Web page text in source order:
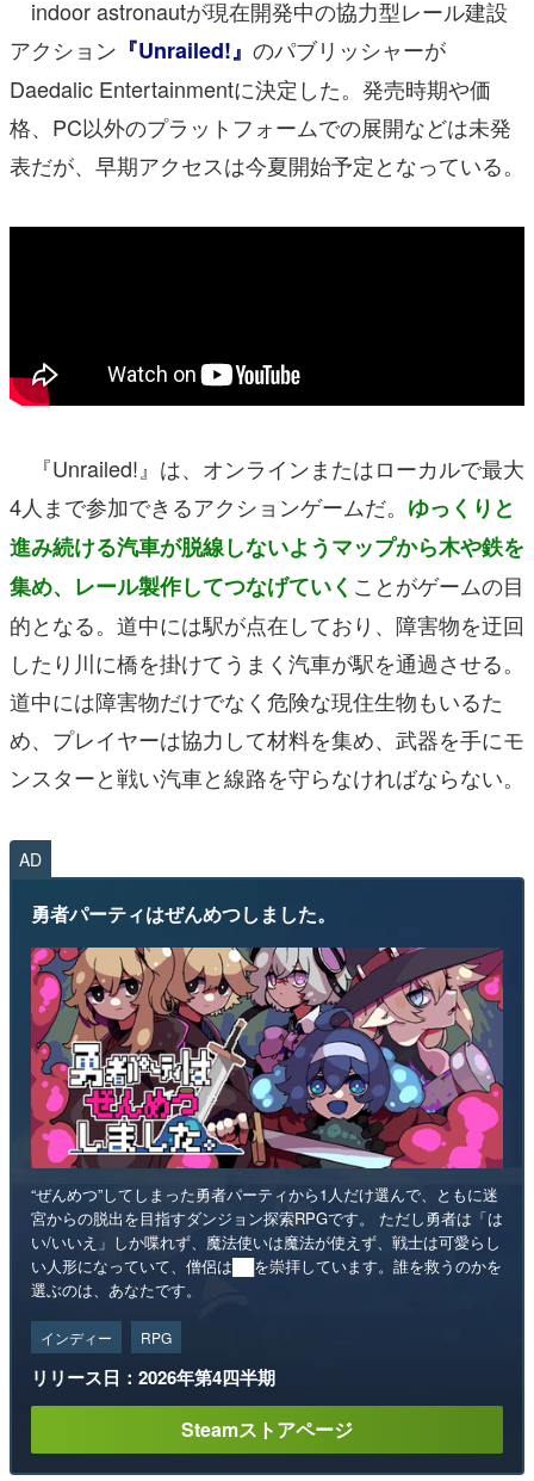
アプリレビュー
その他
電ファミニコゲーマーとは？
運営：株式会社マレ
indoor astronautが現在開発中の協力型レール建設
アクション 『Unrailed!』 のパブリッシャーが
Daedalic Entertainmentに決定した。発売時期や価
格、PC以外のプラットフォームでの展開などは未発
表だが、早期アクセスは今夏開始予定となっている。
『Unrailed!』は、オンラインまたはローカルで最大
4人まで参加できるアクションゲームだ。 ゆっくりと
進み続ける汽車が脱線しないようマップから木や鉄を
集め、レール製作してつなげていく ことがゲームの目
的となる。道中には駅が点在しており、障害物を迂回
したり川に橋を掛けてうまく汽車が駅を通過させる。
道中には障害物だけでなく危険な現住生物もいるた
め、プレイヤーは協力して材料を集め、武器を手にモ
ンスターと戦い汽車と線路を守らなければならない。
AD
勇者パーティはぜんめつしました。
“ぜんめつ”してしまった勇者パーティから1人だけ選んで、ともに迷
宮からの脱出を目指すダンジョン探索RPGです。 ただし勇者は「は
い/いいえ」しか喋れず、魔法使いは魔法が使えず、戦士は可愛らし
い人形になっていて、僧侶は██を崇拝しています。誰を救うのかを
選ぶのは、あなたです。
インディー RPG
リリース日：2026年第4四半期
Steamストアページ